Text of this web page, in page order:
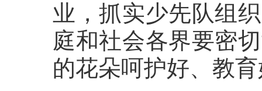
业，抓实少先队组
庭和社会各界要密
的花朵呵护好、教